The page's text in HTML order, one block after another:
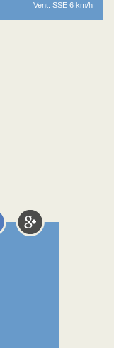
Vent: SSE 6 km/h